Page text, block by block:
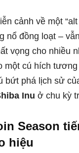
cảnh về một “alt
nổ đồng loạt –
vọng cho nhiều
một cú hích
bứt phá lịch sử
Inu ở chu kỳ
Season
hiệu